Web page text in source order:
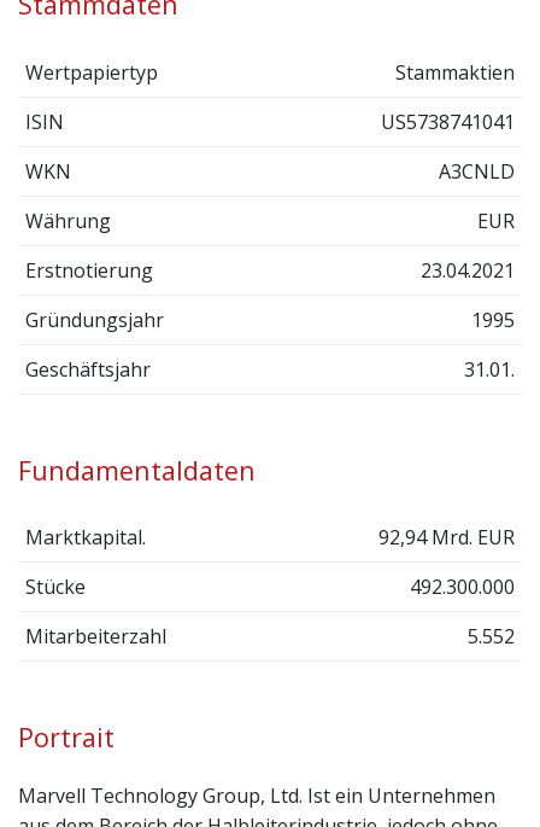
Wertpapiertyp
Stammaktien
ISIN
US5738741041
WKN
A3CNLD
Währung
EUR
Erstnotierung
23.04.2021
Gründungsjahr
1995
Geschäftsjahr
31.01.
Fundamentaldaten
Marktkapital.
92,94 Mrd. EUR
Stücke
492.300.000
Mitarbeiterzahl
5.552
Portrait
Marvell Technology Group, Ltd. Ist ein Unternehmen